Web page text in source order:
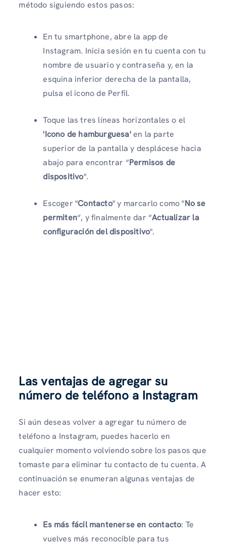
método siguiendo estos pasos:
En tu smartphone, abre la app de
Instagram. Inicia sesión en tu cuenta con tu
nombre de usuario y contraseña y, en la
esquina inferior derecha de la pantalla,
pulsa el icono de Perfil.
Toque las tres líneas horizontales o el
'Icono de hamburguesa'en la parte
superior de la pantalla y desplácese hacia
abajo para encontrar “Permisos de
dispositivo".
Escoger "Contacto" y marcarlo como "No se
permiten“, y finalmente dar “Actualizar la
configuración del dispositivo".
Las ventajas de agregar su
número de teléfono a Instagram
Si aún deseas volver a agregar tu número de
teléfono a Instagram, puedes hacerlo en
cualquier momento volviendo sobre los pasos que
tomaste para eliminar tu contacto de tu cuenta. A
continuación se enumeran algunas ventajas de
hacer esto:
Es más fácil mantenerse en contacto: Te
vuelves más reconocible para tus